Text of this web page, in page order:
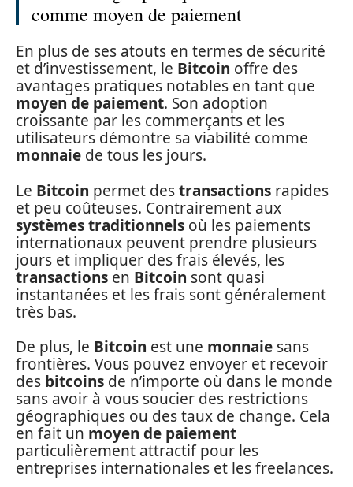
comme moyen de paiement
En plus de ses atouts en termes de sécurité
et d’investissement, le Bitcoin offre des
avantages pratiques notables en tant que
moyen de paiement. Son adoption
croissante par les commerçants et les
utilisateurs démontre sa viabilité comme
monnaie de tous les jours.
Le Bitcoin permet destransactions rapides
et peu coûteuses. Contrairement aux
systèmes traditionnels où les paiements
internationaux peuvent prendre plusieurs
jours et impliquer des frais élevés, les
transactions en Bitcoin sont quasi
instantanées et les frais sont généralement
très bas.
De plus, le Bitcoin est une monnaie sans
frontières. Vous pouvez envoyer et recevoir
des bitcoins de n’importe où dans le monde
sans avoir à vous soucier des restrictions
géographiques ou des taux de change. Cela
en fait un moyen de paiement
particulièrement attractif pour les
entreprises internationales et les freelances.